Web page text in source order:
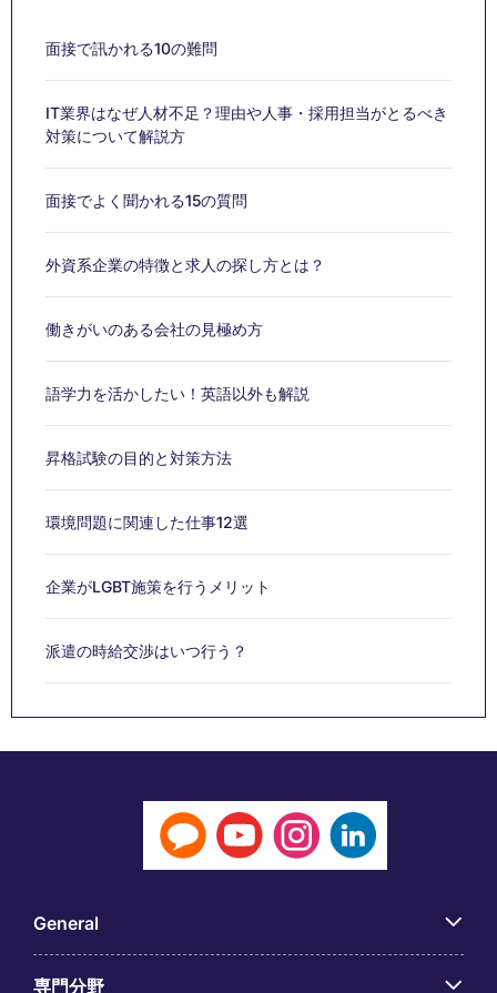
面接で訊かれる10の難問
IT業界はなぜ人材不足？理由や人事・採用担当がとるべき
対策について解説方
面接でよく聞かれる15の質問
外資系企業の特徴と求人の探し方とは？
働きがいのある会社の見極め方
語学力を活かしたい！英語以外も解説
昇格試験の目的と対策方法
環境問題に関連した仕事12選
企業がLGBT施策を行うメリット
派遣の時給交渉はいつ行う？
General
専門分野